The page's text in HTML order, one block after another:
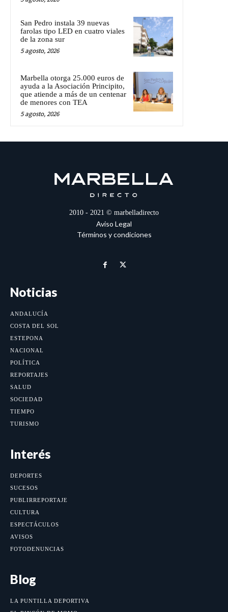
San Pedro instala 39 nuevas
farolas tipo LED en cuatro viales
de la zona sur
5 agosto, 2026
Marbella otorga 25.000 euros de
ayuda a la Asociación Principito,
que atiende a más de un centenar
de menores con TEA
5 agosto, 2026
2010 - 2021 © marbelladirecto
Aviso Legal
Términos y condiciones
Noticias
ANDALUCÍA
COSTA DEL SOL
ESTEPONA
NACIONAL
POLÍTICA
REPORTAJES
SALUD
SOCIEDAD
TIEMPO
TURISMO
Interés
DEPORTES
SUCESOS
PUBLIRREPORTAJE
CULTURA
ESPECTÁCULOS
AVISOS
FOTODENUNCIAS
Blog
LA PUNTILLA DEPORTIVA